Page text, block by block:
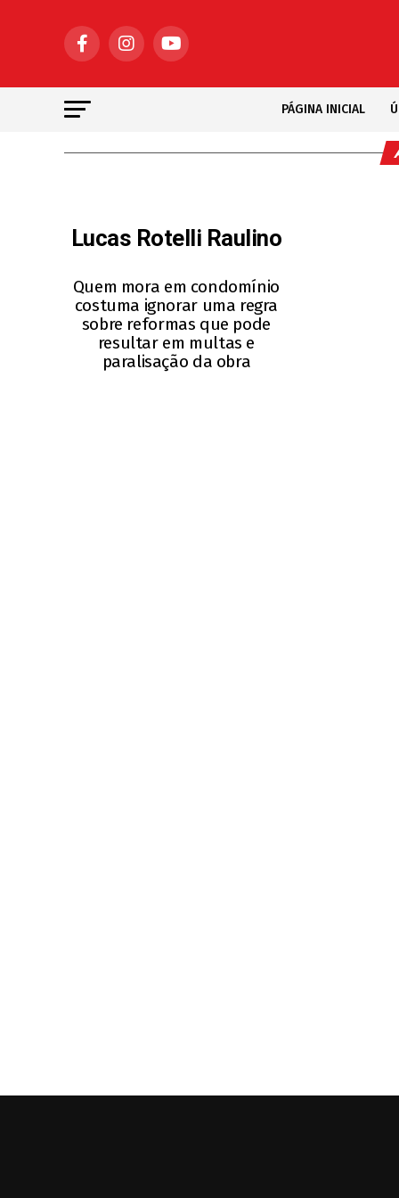
PÁGINA INICIAL
Lucas Rotelli Raulino
Quem mora em condomínio
costuma ignorar uma regra
sobre reformas que pode
resultar em multas e
paralisação da obra